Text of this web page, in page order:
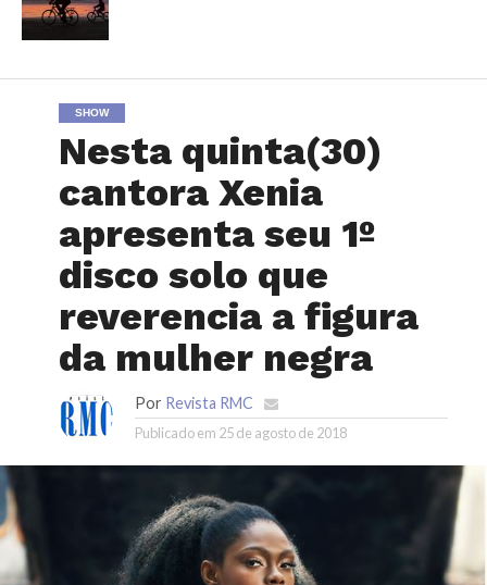
SHOW
Nesta quinta(30)
cantora Xenia
apresenta seu 1º
disco solo que
reverencia a figura
da mulher negra
Por Revista RMC
Publicado em 25 de agosto de 2018